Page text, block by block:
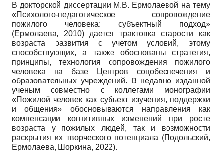
В докторской диссертации М.В. Ермолаевой на тему
«Психолого-педагогическое сопровождение
пожилого человека: субъектный подход»
(Ермолаева, 2010) дается трактовка старости как
возраста развития с учетом условий, этому
способствующих, а также обоснованы стратегия,
принципы, технология сопровождения пожилого
человека на базе Центров соцобеспечения и
образовательных учреждений. В недавно изданной
ученым совместно с коллегами монографии
«Пожилой человек как субъект изучения, поддержки
и общения» обосновываются направления как
компенсации когнитивных изменений при росте
возраста у пожилых людей, так и возможности
раскрытия их творческого потенциала (Подольский,
Ермолаева, Шоркина, 2022).